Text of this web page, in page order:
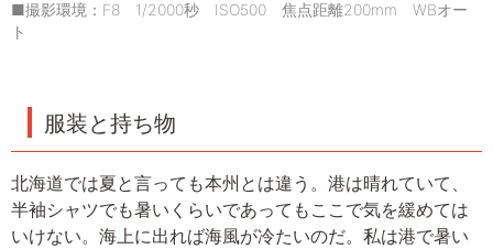
■撮影環境：F8 1/2000秒 ISO500 焦点距離200mm WBオー
ト
服装と持ち物
北海道では夏と言っても本州とは違う。港は晴れていて、
半袖シャツでも暑いくらいであってもここで気を緩めては
いけない。海上に出れば海風が冷たいのだ。私は港で暑い